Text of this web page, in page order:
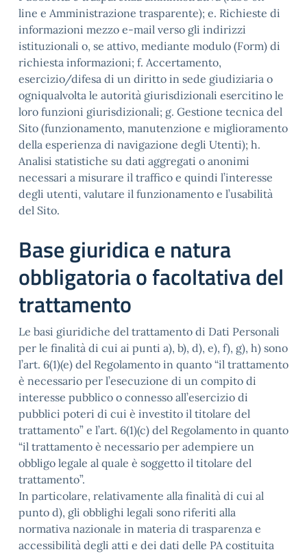
line e Amministrazione trasparente); e. Richieste di
informazioni mezzo e-mail verso gli indirizzi
istituzionali o, se attivo, mediante modulo (Form) di
richiesta informazioni; f. Accertamento,
esercizio/difesa di un diritto in sede giudiziaria o
ogniqualvolta le autorità giurisdizionali esercitino le
loro funzioni giurisdizionali; g. Gestione tecnica del
Sito (funzionamento, manutenzione e miglioramento
della esperienza di navigazione degli Utenti); h.
Analisi statistiche su dati aggregati o anonimi
necessari a misurare il traffico e quindi l’interesse
degli utenti, valutare il funzionamento e l’usabilità
del Sito.
Base giuridica e natura
obbligatoria o facoltativa del
trattamento
Le basi giuridiche del trattamento di Dati Personali
per le finalità di cui ai punti a), b), d), e), f), g), h) sono
l’art. 6(1)(e) del Regolamento in quanto “il trattamento
è necessario per l’esecuzione di un compito di
interesse pubblico o connesso all’esercizio di
pubblici poteri di cui è investito il titolare del
trattamento” e l’art. 6(1)(c) del Regolamento in quanto
“il trattamento è necessario per adempiere un
obbligo legale al quale è soggetto il titolare del
trattamento”.
In particolare, relativamente alla finalità di cui al
punto d), gli obblighi legali sono riferiti alla
normativa nazionale in materia di trasparenza e
accessibilità degli atti e dei dati delle PA costituita